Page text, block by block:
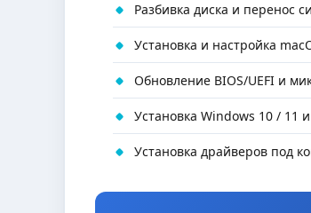
Разбивка диска и перенос
Установка и настройка
Обновление BIOS/UEFI и
Установка Windows 10 / 11
Установка драйверов под